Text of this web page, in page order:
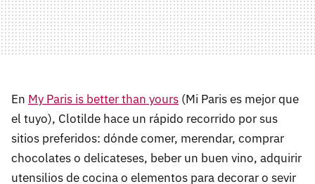
En My Paris is better than yours (Mi Paris es mejor que
el tuyo), Clotilde hace un rápido recorrido por sus
sitios preferidos: dónde comer, merendar, comprar
chocolates o delicateses, beber un buen vino, adquirir
utensilios de cocina o elementos para decorar o sevir